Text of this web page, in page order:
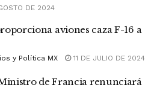
DE 2024
aviones caza F-16 a
y Política MX 11 DE JULIO DE 2024
de Francia renunciará